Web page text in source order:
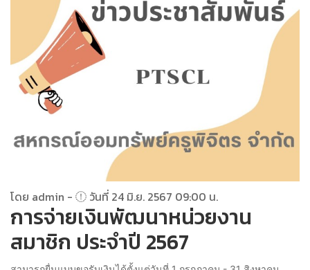
โดย admin - วันที่ 24 มิ.ย. 2567 09:00 น.
การจ่ายเงินพัฒนาหน่วยงาน
สมาชิก ประจำปี 2567